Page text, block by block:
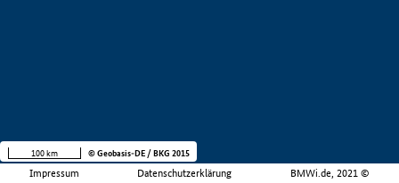
Impressum Datenschutzerklärung BMWi.de, 2021 ©
100 km © Geobasis-DE / BKG 2015